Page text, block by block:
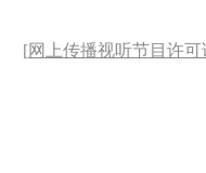
[网上传播视听节目许可